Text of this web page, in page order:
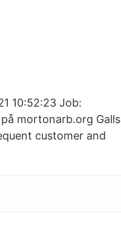
10:52:23 Job:
mortonarb.org Galls
customer and